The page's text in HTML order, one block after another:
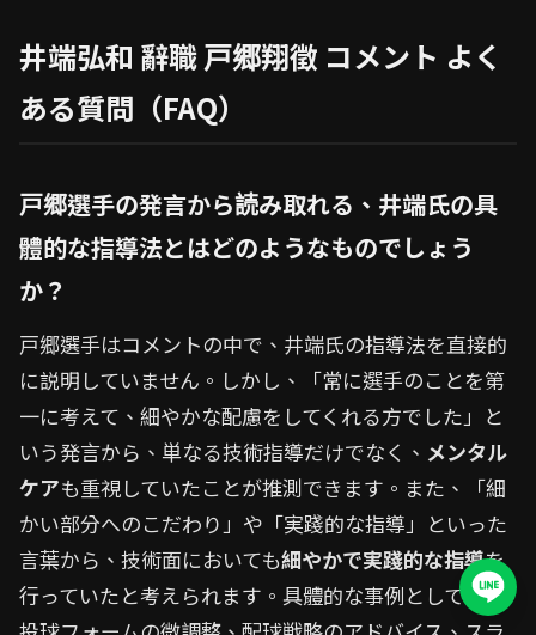
井端弘和 辭職 戸郷翔徵 コメント よく
ある質問（FAQ）
戸郷選手の発言から読み取れる、井端氏の具
體的な指導法とはどのようなものでしょう
か？
戸郷選手はコメントの中で、井端氏の指導法を直接的
に説明していません。しかし、「常に選手のことを第
一に考えて、細やかな配慮をしてくれる方でした」と
いう発言から、単なる技術指導だけでなく、 メンタル
ケアも重視していたことが推測できます。また、「細
かい部分へのこだわり」や「実踐的な指導」といった
言葉から、技術面においても細やかで実踐的な指導を
行っていたと考えられます。具體的な事例としては、